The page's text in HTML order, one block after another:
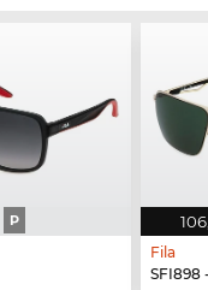
P
Fila
SFI898